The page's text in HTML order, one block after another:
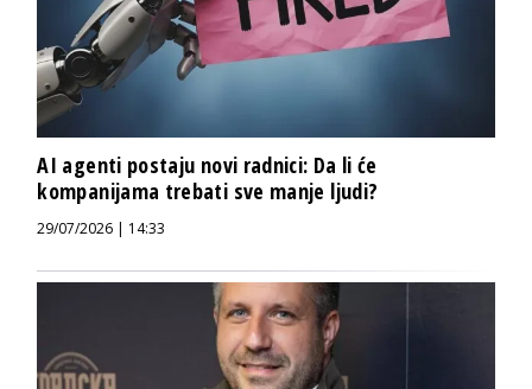
AI agenti postaju novi radnici: Da li će
kompanijama trebati sve manje ljudi?
29/07/2026 | 14:33